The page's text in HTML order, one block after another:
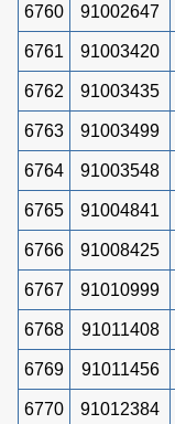
6760 91002647
6761 91003420
6762 91003435
6763 91003499
6764 91003548
6765 91004841
6766 91008425
6767 91010999
6768 91011408
6769 91011456
6770 91012384